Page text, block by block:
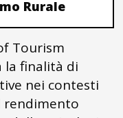
Rurale
Tourism
la finalità di
nei contesti
rendimento